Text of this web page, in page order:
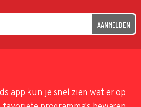
AANMELDEN
app kun je snel zien wat er op